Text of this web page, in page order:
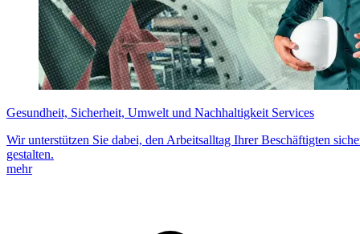
Gesundheit, Sicherheit, Umwelt und Nachhaltigkeit Services
Wir unterstützen Sie dabei, den Arbeitsalltag Ihrer Beschäftigten
gestalten.
mehr